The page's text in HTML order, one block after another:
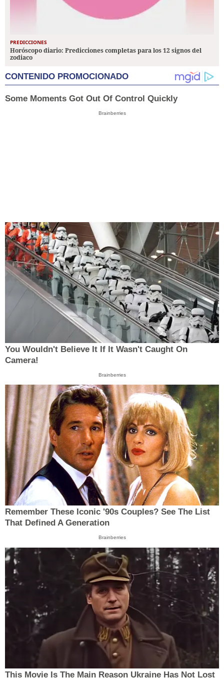
PREDICCIONES
Horóscopo diario: Predicciones completas para los 12 signos del
zodiaco
CONTENIDO PROMOCIONADO
Some Moments Got Out Of Control Quickly
Brainberries
You Wouldn't Believe It If It Wasn't Caught On
Camera!
Brainberries
Remember These Iconic '90s Couples? See The List
That Defined A Generation
Brainberries
This Movie Is The Main Reason Ukraine Has Not Lost